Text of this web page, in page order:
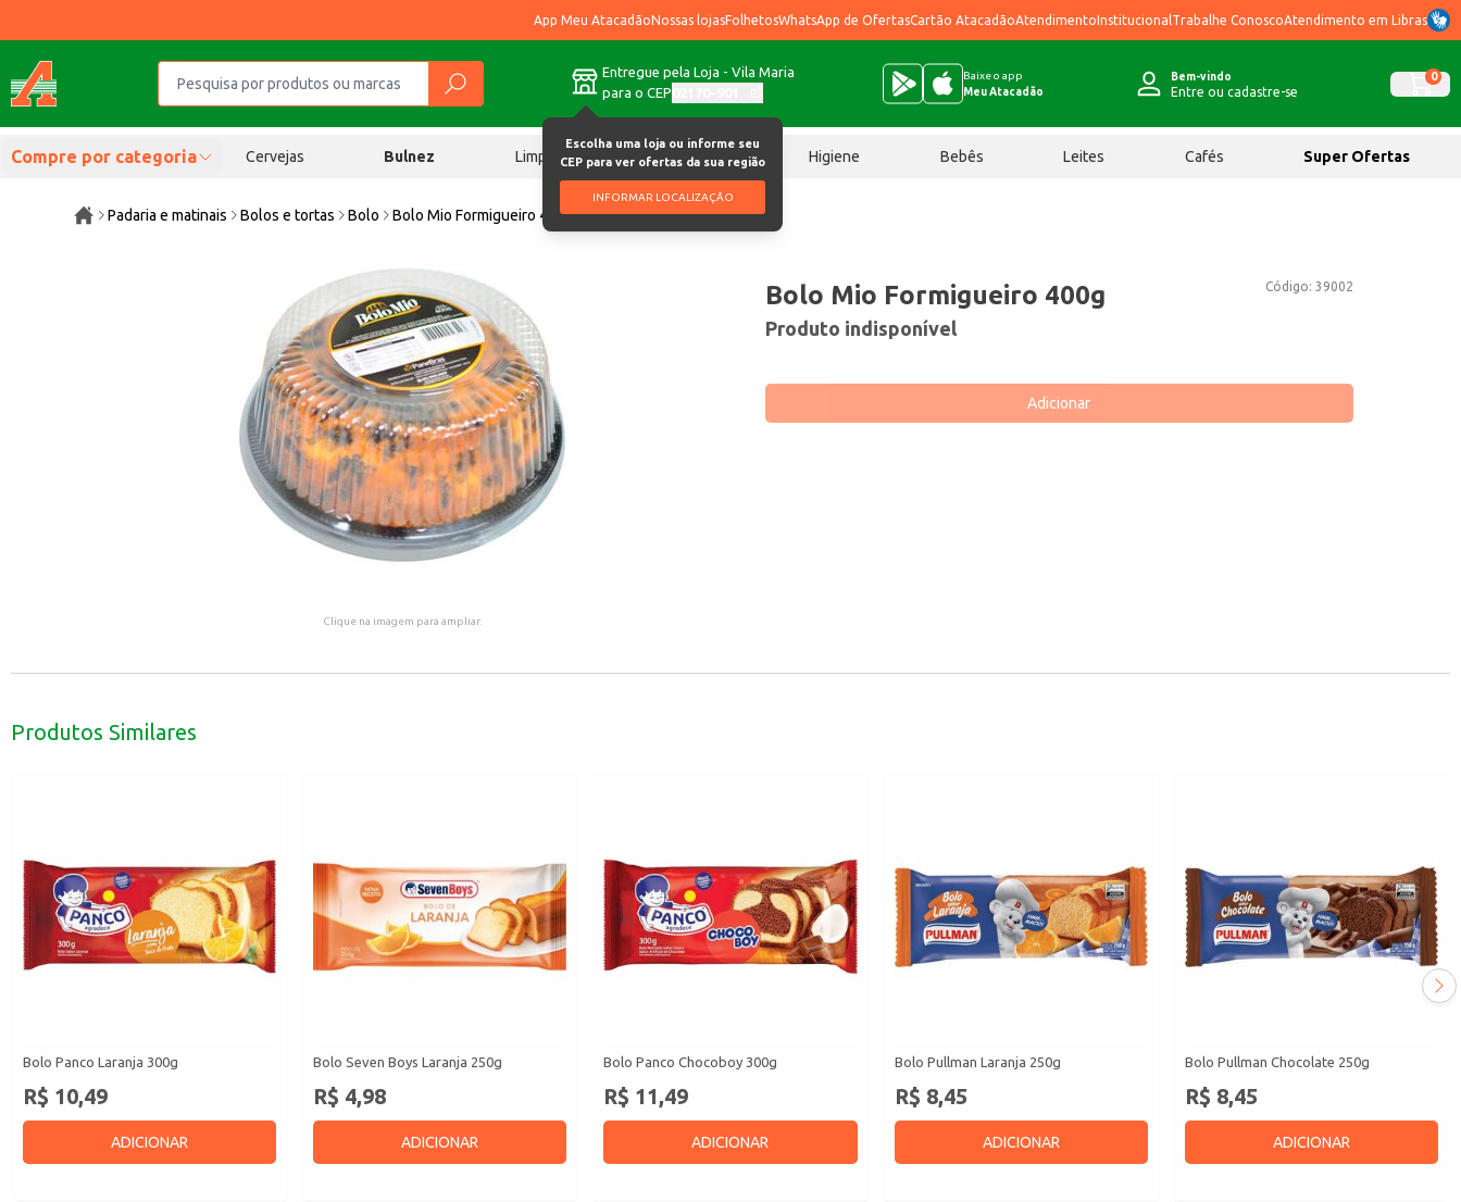
App Meu AtacadãoNossas lojasFolhetosWhatsApp de OfertasCartão AtacadãoAtendimentoInstitucional Trabalhe ConoscoAtendimento em Libras
Entregue pela Loja - Vila Maria
para o CEP
Escolha uma loja ou informe seu
CEP para ver ofertas da sua região
INFORMAR LOCALIZAÇÃO
Baixe o app
Meu Atacadão
Bem-vindo
Entre ou cadastre-se
0
Compre por categoria Cervejas Bulnez Limpeza Chocolates Higiene Bebês Leites Cafés Super Ofertas
Padaria e matinais Bolos e tortas Bolo Bolo Mio Formigueiro 400g
Clique na imagem para ampliar.
Código: 39002
Bolo Mio Formigueiro 400g
Produto indisponível
Adicionar
Produtos Similares
Bolo Panco Laranja 300g
R$ 10,49
ADICIONAR
Bolo Seven Boys Laranja 250g
R$ 4,98
ADICIONAR
Bolo Panco Chocoboy 300g
R$ 11,49
ADICIONAR
Bolo Pullman Laranja 250g
R$ 8,45
ADICIONAR
Bolo Pullman Chocolate 250g
R$ 8,45
ADICIONAR